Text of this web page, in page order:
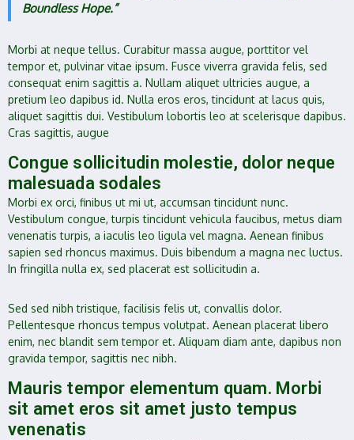
Boundless Hope.”
Morbi at neque tellus. Curabitur massa augue, porttitor vel
tempor et, pulvinar vitae ipsum. Fusce viverra gravida felis, sed
consequat enim sagittis a. Nullam aliquet ultricies augue, a
pretium leo dapibus id. Nulla eros eros, tincidunt at lacus quis,
aliquet sagittis dui. Vestibulum lobortis leo at scelerisque dapibus.
Cras sagittis, augue
Congue sollicitudin molestie, dolor neque
malesuada sodales
Morbi ex orci, finibus ut mi ut, accumsan tincidunt nunc.
Vestibulum congue, turpis tincidunt vehicula faucibus, metus diam
venenatis turpis, a iaculis leo ligula vel magna. Aenean finibus
sapien sed rhoncus maximus. Duis bibendum a magna nec luctus.
In fringilla nulla ex, sed placerat est sollicitudin a.
Sed sed nibh tristique, facilisis felis ut, convallis dolor.
Pellentesque rhoncus tempus volutpat. Aenean placerat libero
enim, nec blandit sem tempor et. Aliquam diam ante, dapibus non
gravida tempor, sagittis nec nibh.
Mauris tempor elementum quam. Morbi
sit amet eros sit amet justo tempus
venenatis